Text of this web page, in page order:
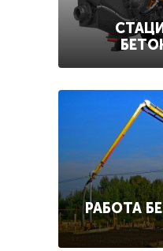
РАБОТА